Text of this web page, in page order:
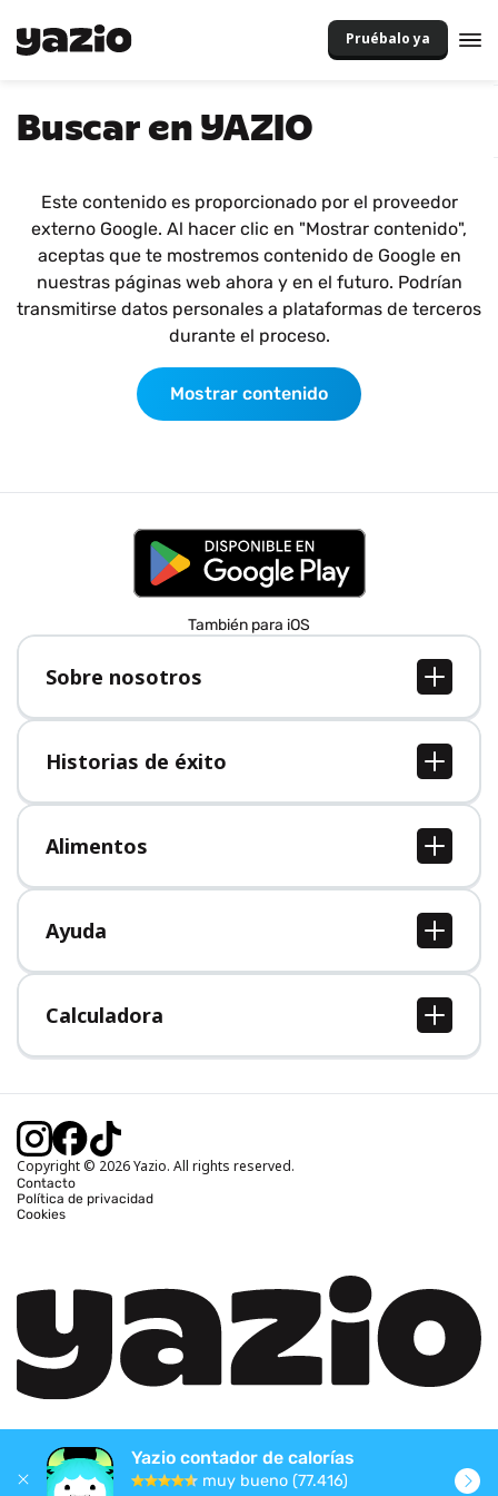
Pruébalo ya
Buscar en YAZIO
Este contenido es proporcionado por el proveedor
externo Google. Al hacer clic en "Mostrar contenido",
aceptas que te mostremos contenido de Google en
nuestras páginas web ahora y en el futuro. Podrían
transmitirse datos personales a plataformas de terceros
durante el proceso.
Mostrar contenido
También para iOS
Sobre nosotros
Sobre nosotros
Empleo
Prensa
Historias de éxito
Todas las historias de éxito
Alimentos
Todos los alimentos
Ayuda
Centro de ayuda
Calculadora
Calcular IMC
Calcular peso ideal
Calcular calorías quemadas
Copyright © 2026 Yazio. All rights reserved.
Contacto
Política de privacidad
Cookies
Yazio contador de calorías
muy bueno (77.416)